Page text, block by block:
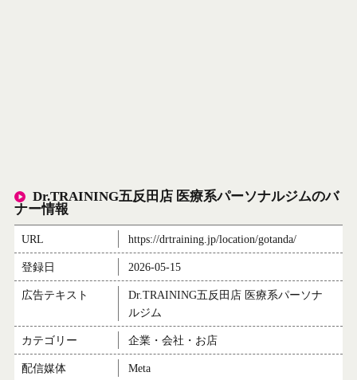
Dr.TRAINING五反田店 医療系パーソナルジムのバ
ナー情報
URL https://drtraining.jp/location/gotanda/
登録日 2026-05-15
広告テキスト
Dr.TRAINING五反田店 医療系パーソナ
ルジム
カテゴリー 企業・会社・お店
配信媒体 Meta